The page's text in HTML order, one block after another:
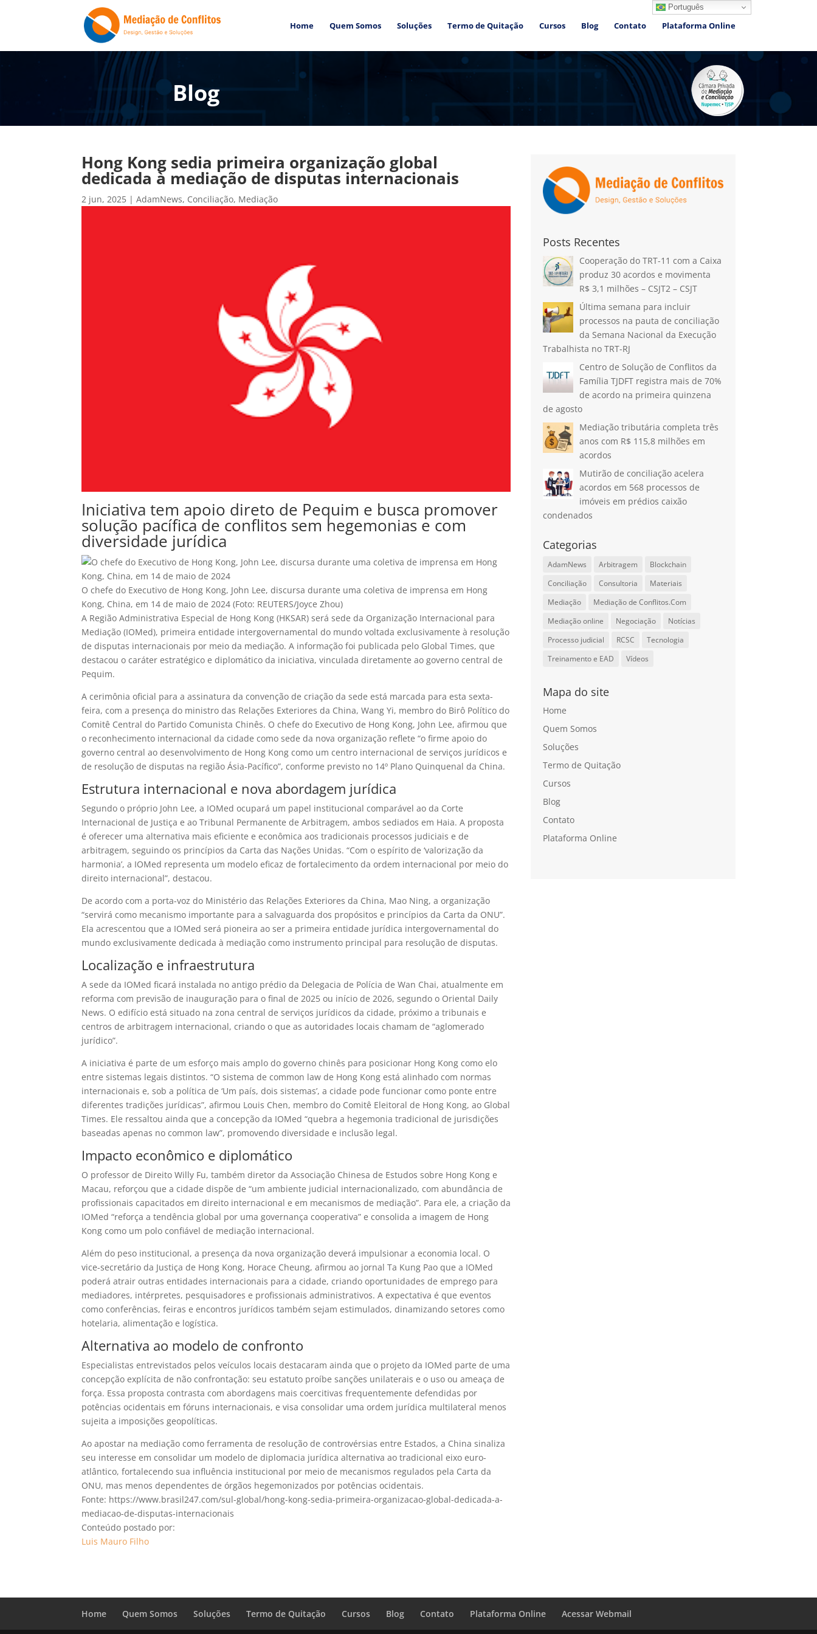
Home Quem Somos Soluções Termo de Quitação Cursos Blog Contato Plataforma Online
Blog
Hong Kong sedia primeira organização global
dedicada à mediação de disputas internacionais
2 jun, 2025 |AdamNews, Conciliação, Mediação
Iniciativa tem apoio direto de Pequim e busca promover
solução pacífica de conflitos sem hegemonias e com
diversidade jurídica
O chefe do Executivo de Hong Kong, John Lee, discursa durante uma coletiva de imprensa em Hong
Kong, China, em 14 de maio de 2024 (Foto: REUTERS/Joyce Zhou)
A Região Administrativa Especial de Hong Kong (HKSAR) será sede da Organização Internacional para
Mediação (IOMed), primeira entidade intergovernamental do mundo voltada exclusivamente à resolução
de disputas internacionais por meio da mediação. A informação foi publicada pelo Global Times, que
destacou o caráter estratégico e diplomático da iniciativa, vinculada diretamente ao governo central de
Pequim.
A cerimônia oficial para a assinatura da convenção de criação da sede está marcada para esta sexta-
feira, com a presença do ministro das Relações Exteriores da China, Wang Yi, membro do Birô Político do
Comitê Central do Partido Comunista Chinês. O chefe do Executivo de Hong Kong, John Lee, afirmou que
o reconhecimento internacional da cidade como sede da nova organização reflete “o firme apoio do
governo central ao desenvolvimento de Hong Kong como um centro internacional de serviços jurídicos e
de resolução de disputas na região Ásia-Pacífico”, conforme previsto no 14º Plano Quinquenal da China.
Estrutura internacional e nova abordagem jurídica
Segundo o próprio John Lee, a IOMed ocupará um papel institucional comparável ao da Corte
Internacional de Justiça e ao Tribunal Permanente de Arbitragem, ambos sediados em Haia. A proposta
é oferecer uma alternativa mais eficiente e econômica aos tradicionais processos judiciais e de
arbitragem, seguindo os princípios da Carta das Nações Unidas. “Com o espírito de ‘valorização da
harmonia’, a IOMed representa um modelo eficaz de fortalecimento da ordem internacional por meio do
direito internacional”, destacou.
De acordo com a porta-voz do Ministério das Relações Exteriores da China, Mao Ning, a organização
“servirá como mecanismo importante para a salvaguarda dos propósitos e princípios da Carta da ONU”.
Ela acrescentou que a IOMed será pioneira ao ser a primeira entidade jurídica intergovernamental do
mundo exclusivamente dedicada à mediação como instrumento principal para resolução de disputas.
Localização e infraestrutura
A sede da IOMed ficará instalada no antigo prédio da Delegacia de Polícia de Wan Chai, atualmente em
reforma com previsão de inauguração para o final de 2025 ou início de 2026, segundo o Oriental Daily
News. O edifício está situado na zona central de serviços jurídicos da cidade, próximo a tribunais e
centros de arbitragem internacional, criando o que as autoridades locais chamam de “aglomerado
jurídico”.
A iniciativa é parte de um esforço mais amplo do governo chinês para posicionar Hong Kong como elo
entre sistemas legais distintos. “O sistema de common law de Hong Kong está alinhado com normas
internacionais e, sob a política de ‘Um país, dois sistemas’, a cidade pode funcionar como ponte entre
diferentes tradições jurídicas”, afirmou Louis Chen, membro do Comitê Eleitoral de Hong Kong, ao Global
Times. Ele ressaltou ainda que a concepção da IOMed “quebra a hegemonia tradicional de jurisdições
baseadas apenas no common law”, promovendo diversidade e inclusão legal.
Impacto econômico e diplomático
O professor de Direito Willy Fu, também diretor da Associação Chinesa de Estudos sobre Hong Kong e
Macau, reforçou que a cidade dispõe de “um ambiente judicial internacionalizado, com abundância de
profissionais capacitados em direito internacional e em mecanismos de mediação”. Para ele, a criação da
IOMed “reforça a tendência global por uma governança cooperativa” e consolida a imagem de Hong
Kong como um polo confiável de mediação internacional.
Além do peso institucional, a presença da nova organização deverá impulsionar a economia local. O
vice-secretário da Justiça de Hong Kong, Horace Cheung, afirmou ao jornal Ta Kung Pao que a IOMed
poderá atrair outras entidades internacionais para a cidade, criando oportunidades de emprego para
mediadores, intérpretes, pesquisadores e profissionais administrativos. A expectativa é que eventos
como conferências, feiras e encontros jurídicos também sejam estimulados, dinamizando setores como
hotelaria, alimentação e logística.
Alternativa ao modelo de confronto
Especialistas entrevistados pelos veículos locais destacaram ainda que o projeto da IOMed parte de uma
concepção explícita de não confrontação: seu estatuto proíbe sanções unilaterais e o uso ou ameaça de
força. Essa proposta contrasta com abordagens mais coercitivas frequentemente defendidas por
potências ocidentais em fóruns internacionais, e visa consolidar uma ordem jurídica multilateral menos
sujeita a imposições geopolíticas.
Ao apostar na mediação como ferramenta de resolução de controvérsias entre Estados, a China sinaliza
seu interesse em consolidar um modelo de diplomacia jurídica alternativa ao tradicional eixo euro-
atlântico, fortalecendo sua influência institucional por meio de mecanismos regulados pela Carta da
ONU, mas menos dependentes de órgãos hegemonizados por potências ocidentais.
Fonte: https://www.brasil247.com/sul-global/hong-kong-sedia-primeira-organizacao-global-dedicada-a-
mediacao-de-disputas-internacionais
Conteúdo postado por:
Luis Mauro Filho
Posts Recentes
Cooperação do TRT-11 com a Caixa
produz 30 acordos e movimenta
R$ 3,1 milhões – CSJT2 – CSJT
Última semana para incluir
processos na pauta de conciliação
da Semana Nacional da Execução
Trabalhista no TRT-RJ
Centro de Solução de Conflitos da
Família TJDFT registra mais de 70%
de acordo na primeira quinzena
de agosto
Mediação tributária completa três
anos com R$ 115,8 milhões em
acordos
Mutirão de conciliação acelera
acordos em 568 processos de
imóveis em prédios caixão
condenados
Categorias
AdamNews Arbitragem
Blockchain
Conciliação
Consultoria
Materiais
Mediação
Mediação de Conflitos.Com
Mediação online
Negociação
Notícias
Processo judicial
RCSC
Tecnologia
Treinamento e EAD
Vídeos
Mapa do site
Home
Quem Somos
Soluções
Termo de Quitação
Cursos
Blog
Contato
Plataforma Online
Home Quem Somos Soluções Termo de Quitação Cursos Blog Contato Plataforma Online Acessar Webmail
Português